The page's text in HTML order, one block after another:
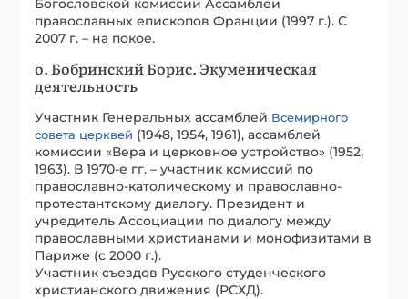
Богословской комиссии Ассамблеи
православных епископов Франции (1997 г.). С
2007 г. – на покое.
о. Бобринский Борис. Экуменическая
деятельность
Участник Генеральных ассамблей Всемирного
совета церквей (1948, 1954, 1961), ассамблей
комиссии «Вера и церковное устройство» (1952,
1963). В 1970-е гг. – участник комиссий по
православно-католическому и православно-
протестантскому диалогу. Президент и
учредитель Ассоциации по диалогу между
православными христианами и монофизитами в
Париже (с 2000 г.).
Участник съездов Русского студенческого
христианского движения (РСХД).